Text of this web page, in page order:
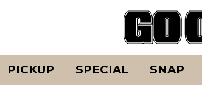
PICKUP SPECIAL SNAP